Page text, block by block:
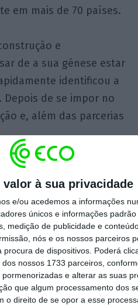
valor à sua privacidade
e/ou acedemos a informações
únicos e informações
medição de publicidade e
nós e os nossos parceiros
de dispositivos. Poderá
nossos 1733 parceiros,
e alterar as suas
que algum processamento dos
o direito de se opor a esse
em mais de 70 países.
e
de a sua génese estar
identificou a
de se impor no
e, além das parcerias
comentários alegando
https://eco.sapo.pt/2018/02/06/fundo-de-joao-talone-negoceia-compra-de-metalurgica-roq/ Copiar